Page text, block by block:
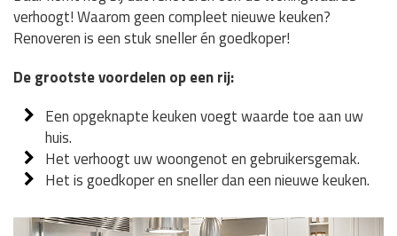
verhoogt! Waarom geen compleet nieuwe keuken?
Renoveren is een stuk sneller én goedkoper!
De grootste voordelen op een rij:
Een opgeknapte keuken voegt waarde toe aan uw
huis.
Het verhoogt uw woongenot en gebruikersgemak.
Het is goedkoper en sneller dan een nieuwe keuken.